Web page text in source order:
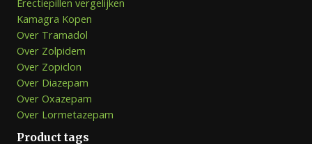
Erectiepillen vergelijken
Kamagra Kopen
Over Tramadol
Over Zolpidem
Over Zopiclon
Over Diazepam
Over Oxazepam
Over Lormetazepam
Product tags